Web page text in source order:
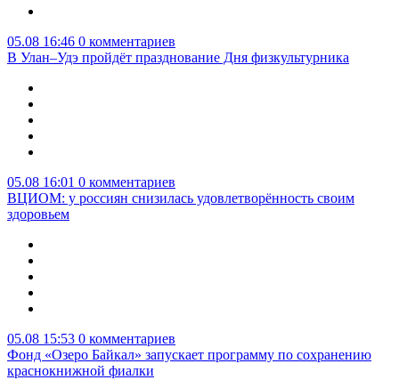
05.08 16:46 0 комментариев
В Улан–Удэ пройдёт празднование Дня физкультурника
05.08 16:01 0 комментариев
ВЦИОМ: у россиян снизилась удовлетворённость своим
здоровьем
05.08 15:53 0 комментариев
Фонд «Озеро Байкал» запускает программу по сохранению
краснокнижной фиалки